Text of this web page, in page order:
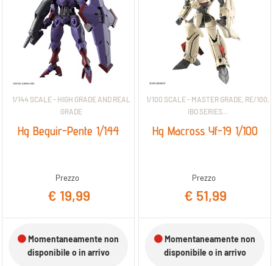
1/144 SCALE - HIGH GRADE AND REAL
GRADE
Hg Beguir-Pente 1/144
Prezzo
€ 19,99
Momentaneamente non
disponibile o in arrivo
1/100 SCALE - MASTER GRADE, RE/100,
IBO SERIES...
Hg Macross Yf-19 1/100
Prezzo
€ 51,99
Momentaneamente non
disponibile o in arrivo